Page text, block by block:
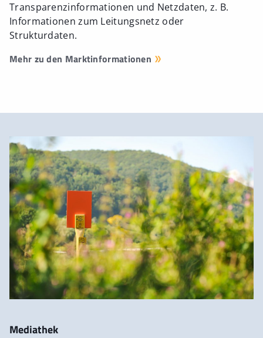
Transparenzinformationen und Netzdaten, z. B.
Informationen zum Leitungsnetz oder
Strukturdaten.
Mehr zu den Marktinformationen
Mediathek